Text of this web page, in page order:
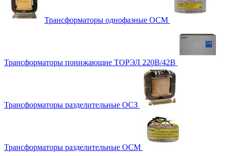
Трансформаторы однофазные ОСМ
Трансформаторы понижающие ТОРЭЛ 220В/42В
Трансформаторы разделительные ОСЗ
Трансформаторы разделительные ОСМ